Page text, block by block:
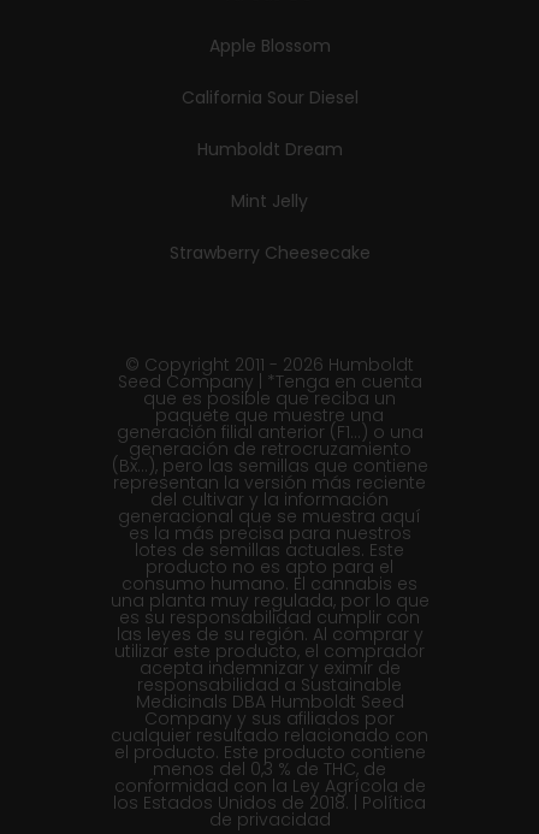
Apple Blossom
California Sour Diesel
Humboldt Dream
Mint Jelly
Strawberry Cheesecake
© Copyright 2011 - 2026 Humboldt
Seed Company | *Tenga en cuenta
que es posible que reciba un
paquete que muestre una
generación filial anterior (F1...) o una
generación de retrocruzamiento
(Bx...), pero las semillas que contiene
representan la versión más reciente
del cultivar y la información
generacional que se muestra aquí
es la más precisa para nuestros
lotes de semillas actuales. Este
producto no es apto para el
consumo humano. El cannabis es
una planta muy regulada, por lo que
es su responsabilidad cumplir con
las leyes de su región. Al comprar y
utilizar este producto, el comprador
acepta indemnizar y eximir de
responsabilidad a Sustainable
Medicinals DBA Humboldt Seed
Company y sus afiliados por
cualquier resultado relacionado con
el producto. Este producto contiene
menos del 0,3 % de THC, de
conformidad con la Ley Agrícola de
los Estados Unidos de 2018. | Política
de privacidad